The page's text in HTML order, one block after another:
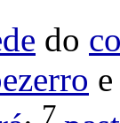
do
7